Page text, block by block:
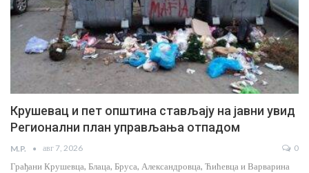
Крушевац и пет општина стављају на јавни увид
Регионални план управљања отпадом
M.P. авг 7, 2026 0
Грађани Крушевца, Блаца, Бруса, Александровца, Ћићевца и Варварина